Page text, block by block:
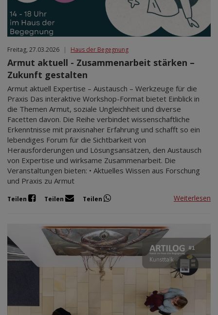
Freitag, 27.03.2026 | Haus der Begegnung
Armut aktuell - Zusammenarbeit stärken –
Zukunft gestalten
Armut aktuell Expertise – Austausch – Werkzeuge für die
Praxis Das interaktive Workshop-Format bietet Einblick in
die Themen Armut, soziale Ungleichheit und diverse
Facetten davon. Die Reihe verbindet wissenschaftliche
Erkenntnisse mit praxisnaher Erfahrung und schafft so ein
lebendiges Forum für die Sichtbarkeit von
Herausforderungen und Lösungsansätzen, den Austausch
von Expertise und wirksame Zusammenarbeit. Die
Veranstaltungen bieten: • Aktuelles Wissen aus Forschung
und Praxis zu Armut
Teilen Teilen Teilen Weiterlesen